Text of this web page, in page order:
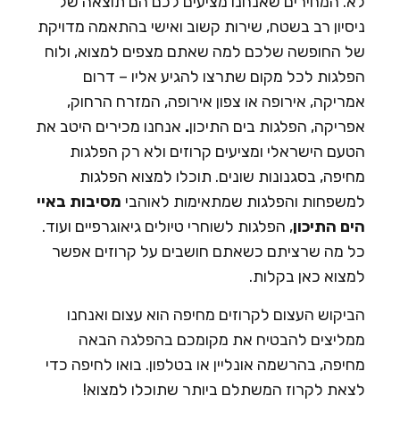
רב בשטח, שירות קשוב ואישי בהתאמה מדויקת
החופשה שלכם למה שאתם מצפים למצוא, ולוח
לכל מקום שתרצו להגיע אליו –דרום
אירופה או צפון אירופה, המזרח הרחוק,
הפלגות בים התיכון .אנחנו מכירים היטב את
הישראלי ומציעים קרוזים ולא רק הפלגות
בסגנונות שונים. תוכלו למצוא הפלגות
והפלגות שמתאימות לאוהבימסיבות באיי
התיכון, הפלגותלשוחרי טיולים גיאוגרפייםועוד.
מה שרציתם כשאתם חושבים על קרוזים אפשר
כאן בקלות.
העצום לקרוזים מחיפה הוא עצום ואנחנו
להבטיח את מקומכם בהפלגה הבאה
בהרשמה אונליין או בטלפון. בואו לחיפה כדי
לקרוז המשתלם ביותר שתוכלו למצוא!